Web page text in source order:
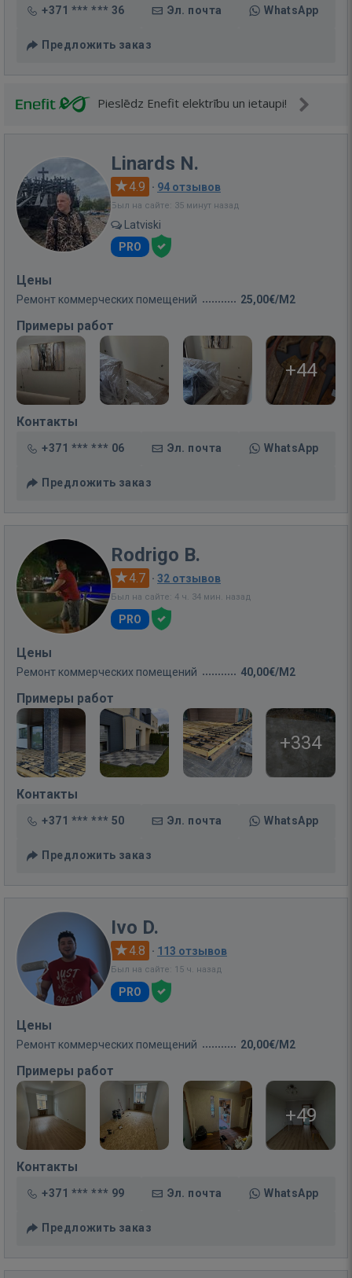
+371 *** *** 36 Эл. почта WhatsApp
Предложить заказ
Pieslēdz Enefit elektrību un ietaupi!
Linards N.
4.9 · 94 отзывов
Был на сайте: 35 минут назад
Latviski
PRO
Цены
Ремонт коммерческих помещений 25,00€/M2
Примеры работ
+44
Контакты
+371 *** *** 06 Эл. почта WhatsApp
Предложить заказ
Rodrigo B.
4.7 · 32 отзывов
Был на сайте: 4 ч. 34 мин. назад
PRO
Цены
Ремонт коммерческих помещений 40,00€/M2
Примеры работ
+334
Контакты
+371 *** *** 50 Эл. почта WhatsApp
Предложить заказ
Ivo D.
4.8 · 113 отзывов
Был на сайте: 15 ч. назад
PRO
Цены
Ремонт коммерческих помещений 20,00€/M2
Примеры работ
+49
Контакты
+371 *** *** 99 Эл. почта WhatsApp
Предложить заказ